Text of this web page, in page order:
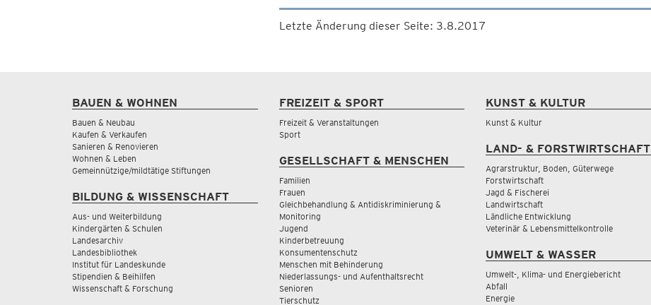
Letzte Änderung dieser Seite: 3.8.2017
BAUEN & WOHNEN
Bauen & Neubau
Kaufen & Verkaufen
Sanieren & Renovieren
Wohnen & Leben
Gemeinnützige/mildtätige Stiftungen
BILDUNG & WISSENSCHAFT
Aus- und Weiterbildung
Kindergärten & Schulen
Landesarchiv
Landesbibliothek
Institut für Landeskunde
Stipendien & Beihilfen
Wissenschaft & Forschung
FREIZEIT & SPORT
Freizeit & Veranstaltungen
Sport
GESELLSCHAFT & MENSCHEN
Familien
Frauen
Gleichbehandlung & Antidiskriminierung &
Monitoring
Jugend
Kinderbetreuung
Konsumentenschutz
Menschen mit Behinderung
Niederlassungs- und Aufenthaltsrecht
Senioren
Tierschutz
KUNST & KULTUR
Kunst & Kultur
LAND- & FORSTWIRTSCHAFT
Agrarstruktur, Boden, Güterwege
Forstwirtschaft
Jagd & Fischerei
Landwirtschaft
Ländliche Entwicklung
Veterinär & Lebensmittelkontrolle
UMWELT & WASSER
Umwelt-, Klima- und Energiebericht
Abfall
Energie